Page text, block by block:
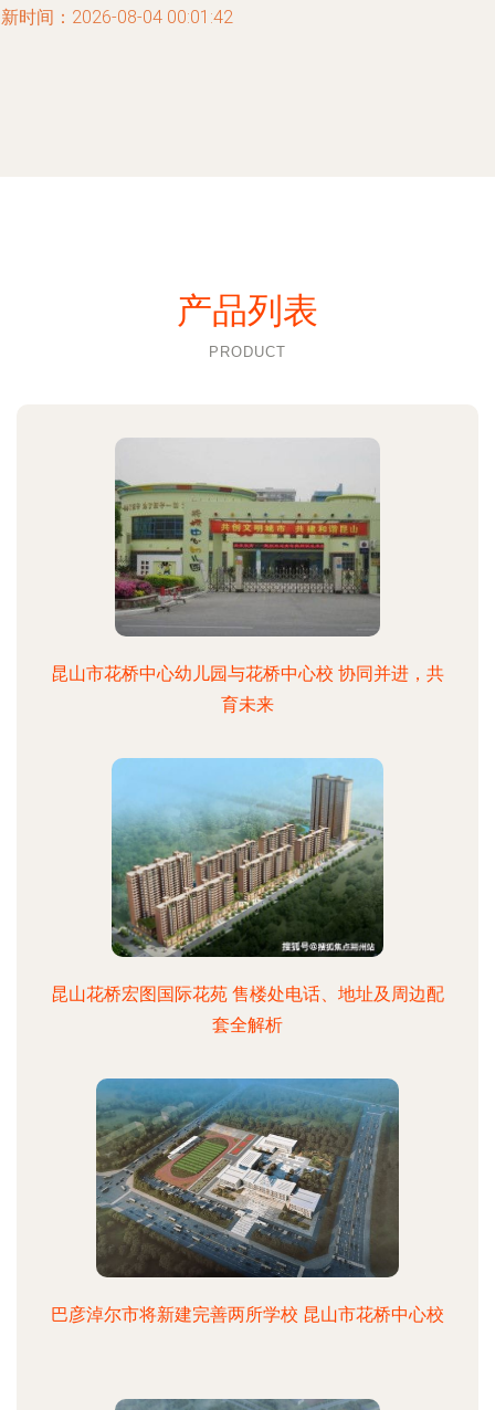
时间：2026-08-04 00:01:42
产品列表
PRODUCT
昆山市花桥中心幼儿园与花桥中心校 协同并进，共
育未来
昆山花桥宏图国际花苑 售楼处电话、地址及周边配
套全解析
巴彦淖尔市将新建完善两所学校 昆山市花桥中心校